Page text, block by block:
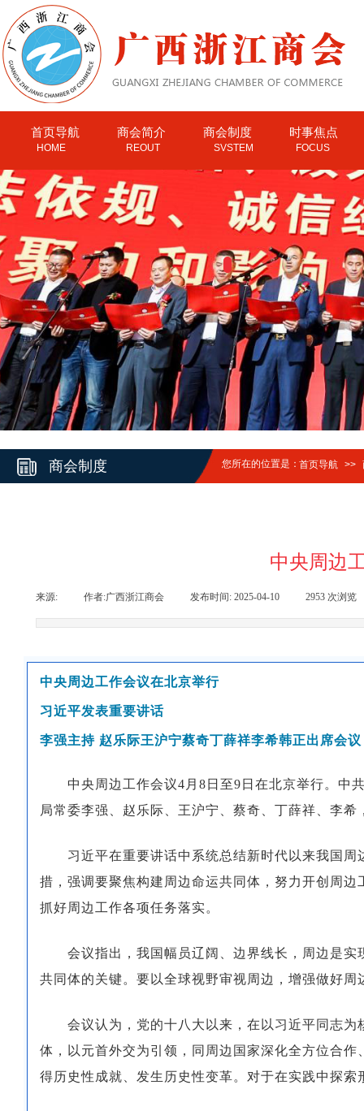
首页导航 商会简介 商会制度 时事焦点
HOME REOUT SVSTEM FOCUS
商会制度 您所在的位置是：首页导航 >>
中央周边
来源: 作者:广西浙江商会 发布时间: 2025-04-10 2953 次浏览
中央周边工作会议在北京举行
习近平发表重要讲话
李强主持 赵乐际王沪宁蔡奇丁薛祥李希韩正出席会议
中央周边工作会议4月8日至9日在北京举行。中
局常委李强、赵乐际、王沪宁、蔡奇、丁薛祥、李
习近平在重要讲话中系统总结新时代以来我国
措，强调要聚焦构建周边命运共同体，努力开创周
抓好周边工作各项任务落实。
会议指出，我国幅员辽阔、边界线长，周边是
共同体的关键。要以全球视野审视周边，增强做好周
会议认为，党的十八大以来，在以习近平同志
体，以元首外交为引领，同周边国家深化全方位合
得历史性成就、发生历史性变革。对于在实践中探